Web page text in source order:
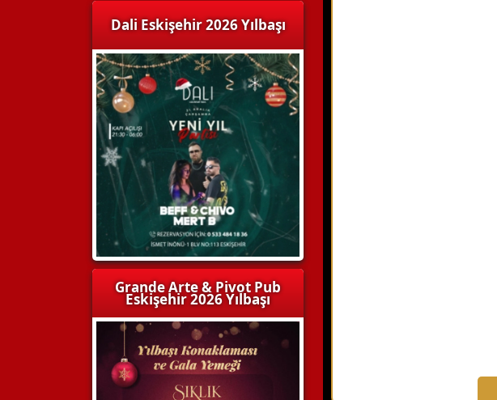
Dali Eskişehir 2026 Yılbaşı
Grande Arte & Pivot Pub
Eskişehir 2026 Yılbaşı